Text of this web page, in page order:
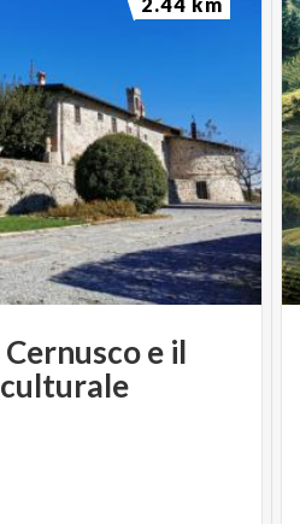
Cernuscoe il
culturale